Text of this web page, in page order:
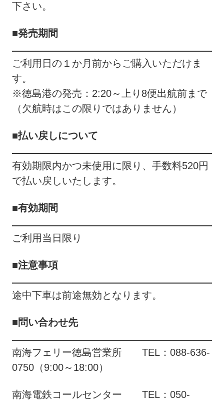
下さい。
■発売期間
ご利用日の１か月前からご購入いただけま
す。
※徳島港の発売：2:20～上り8便出航前まで
（欠航時はこの限りではありません）
■払い戻しについて
有効期限内かつ未使用に限り、手数料520円
で払い戻しいたします。
■有効期間
ご利用当日限り
■注意事項
途中下車は前途無効となります。
■問い合わせ先
南海フェリー徳島営業所 TEL：088-636-
0750（9:00～18:00）
南海電鉄コールセンター TEL：050-